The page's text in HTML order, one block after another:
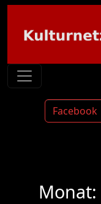
Facebook
Monat: